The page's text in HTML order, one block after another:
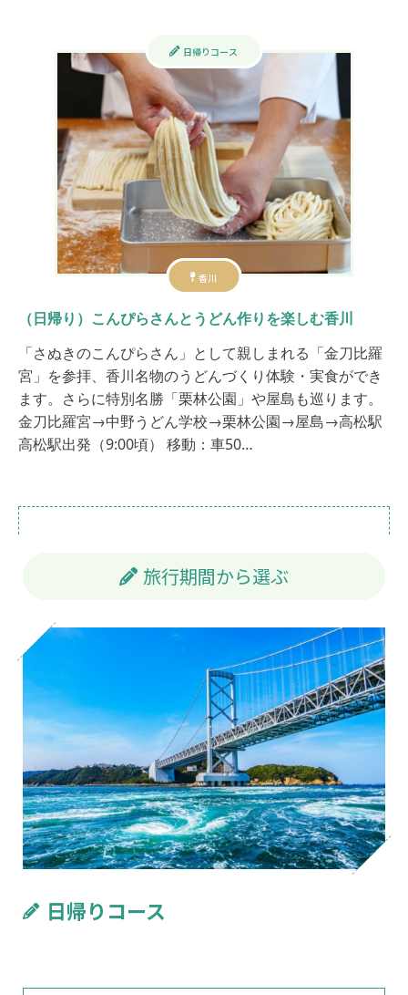
香川
日帰りコース
（日帰り）こんぴらさんとうどん作りを楽しむ香川
「さぬきのこんぴらさん」として親しまれる「金刀比羅
宮」を参拝、香川名物のうどんづくり体験・実食ができ
ます。さらに特別名勝「栗林公園」や屋島も巡ります。
金刀比羅宮→中野うどん学校→栗林公園→屋島→高松駅
高松駅出発（9:00頃） 移動：車50…
旅行期間から選ぶ
日帰りコース